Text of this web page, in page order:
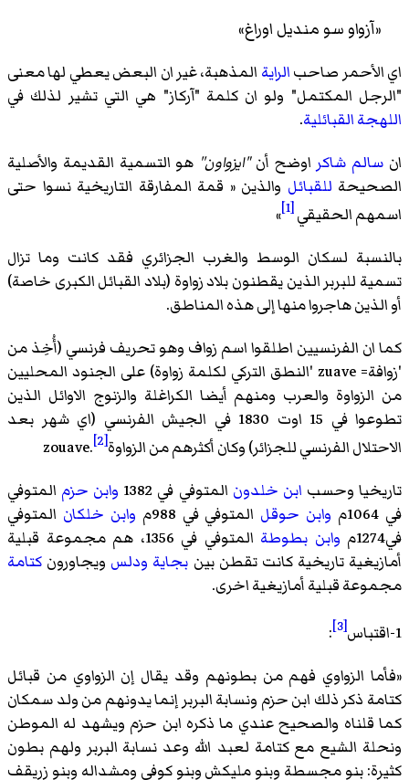
«آزواو سو منديل اوراغ»
اي الأحمر صاحبالراية المذهبة، غير ان البعض يعطي لها معنى
"الرجل المكتمل" ولو ان كلمة "آركاز" هي التي تشير لذلك في
اللهجة القبائلية.
ان سالم شاكر اوضح أن"ايزواون'' هو التسمية القديمة والأصلية
الصحيحة للقبائل والذين « قمة المفارقة التاريخية نسوا حتى
اسمهم الحقيقي[1]
»
بالنسبة لسكان الوسط والغرب الجزائري فقد كانت وما تزال
تسمية للبربر الذين يقطنون بلاد زواوة (بلاد القبائل الكبرى خاصة)
أو الذين هاجروا منها إلى هذه المناطق.
كما ان الفرنسيين اطلقوا اسم زواف وهو تحريف فرنسي (أُخِذ من
'زوافة= zuave 'النطق التركي لكلمة زواوة) على الجنود المحليين
من الزواوة والعرب ومنهم أيضا الكراغلة والزنوج الاوائل الذين
تطوعوا في 15 اوت 1830 في الجيش الفرنسي (اي شهر بعد
الاحتلال الفرنسي للجزائر) وكان أكثرهم من الزواوةzouave.[2]
تاريخيا وحسب ابن خلدون المتوفي في 1382 وابن حزم المتوفي
في 1064م
وابن حوقل المتوفي في 988م وابن خلكان المتوفي
في1274م
وابن بطوطة
المتوفي في 1356، هم مجموعة قبلية
أمازيغية تاريخية كانت تقطن بين بجاية ودلس ويجاورون كتامة
مجموعة قبلية أمازيغية اخرى.
1-اقتباس
[3]
:
«فأما الزواوي فهم من بطونهم وقد يقال إن الزواوي من قبائل
كتامة ذكر ذلك ابن حزم ونسابة البربر إنما يدونهم من ولد سمكان
كما قلناه والصحيح عندي ما ذكره ابن حزم ويشهد له الموطن
ونحلة الشيع مع كتامة لعبد الله وعد نسابة البربر ولهم بطون
كثيرة: بنو مجسطة وبنو مليكش وبنو كوفي ومشداله وبنو زريقف